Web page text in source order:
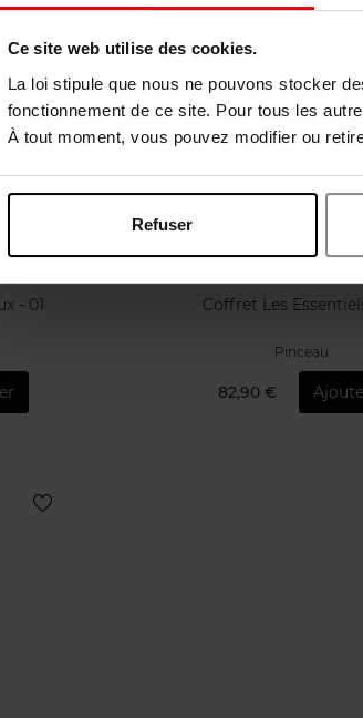
Ce site web utilise des cookies.
La loi stipule que nous ne pouvons stocker
fonctionnement de ce site. Pour tous les
À tout moment, vous pouvez modifier ou
Refuser
- 01 Coffret Les
Pinceau
82,90 €